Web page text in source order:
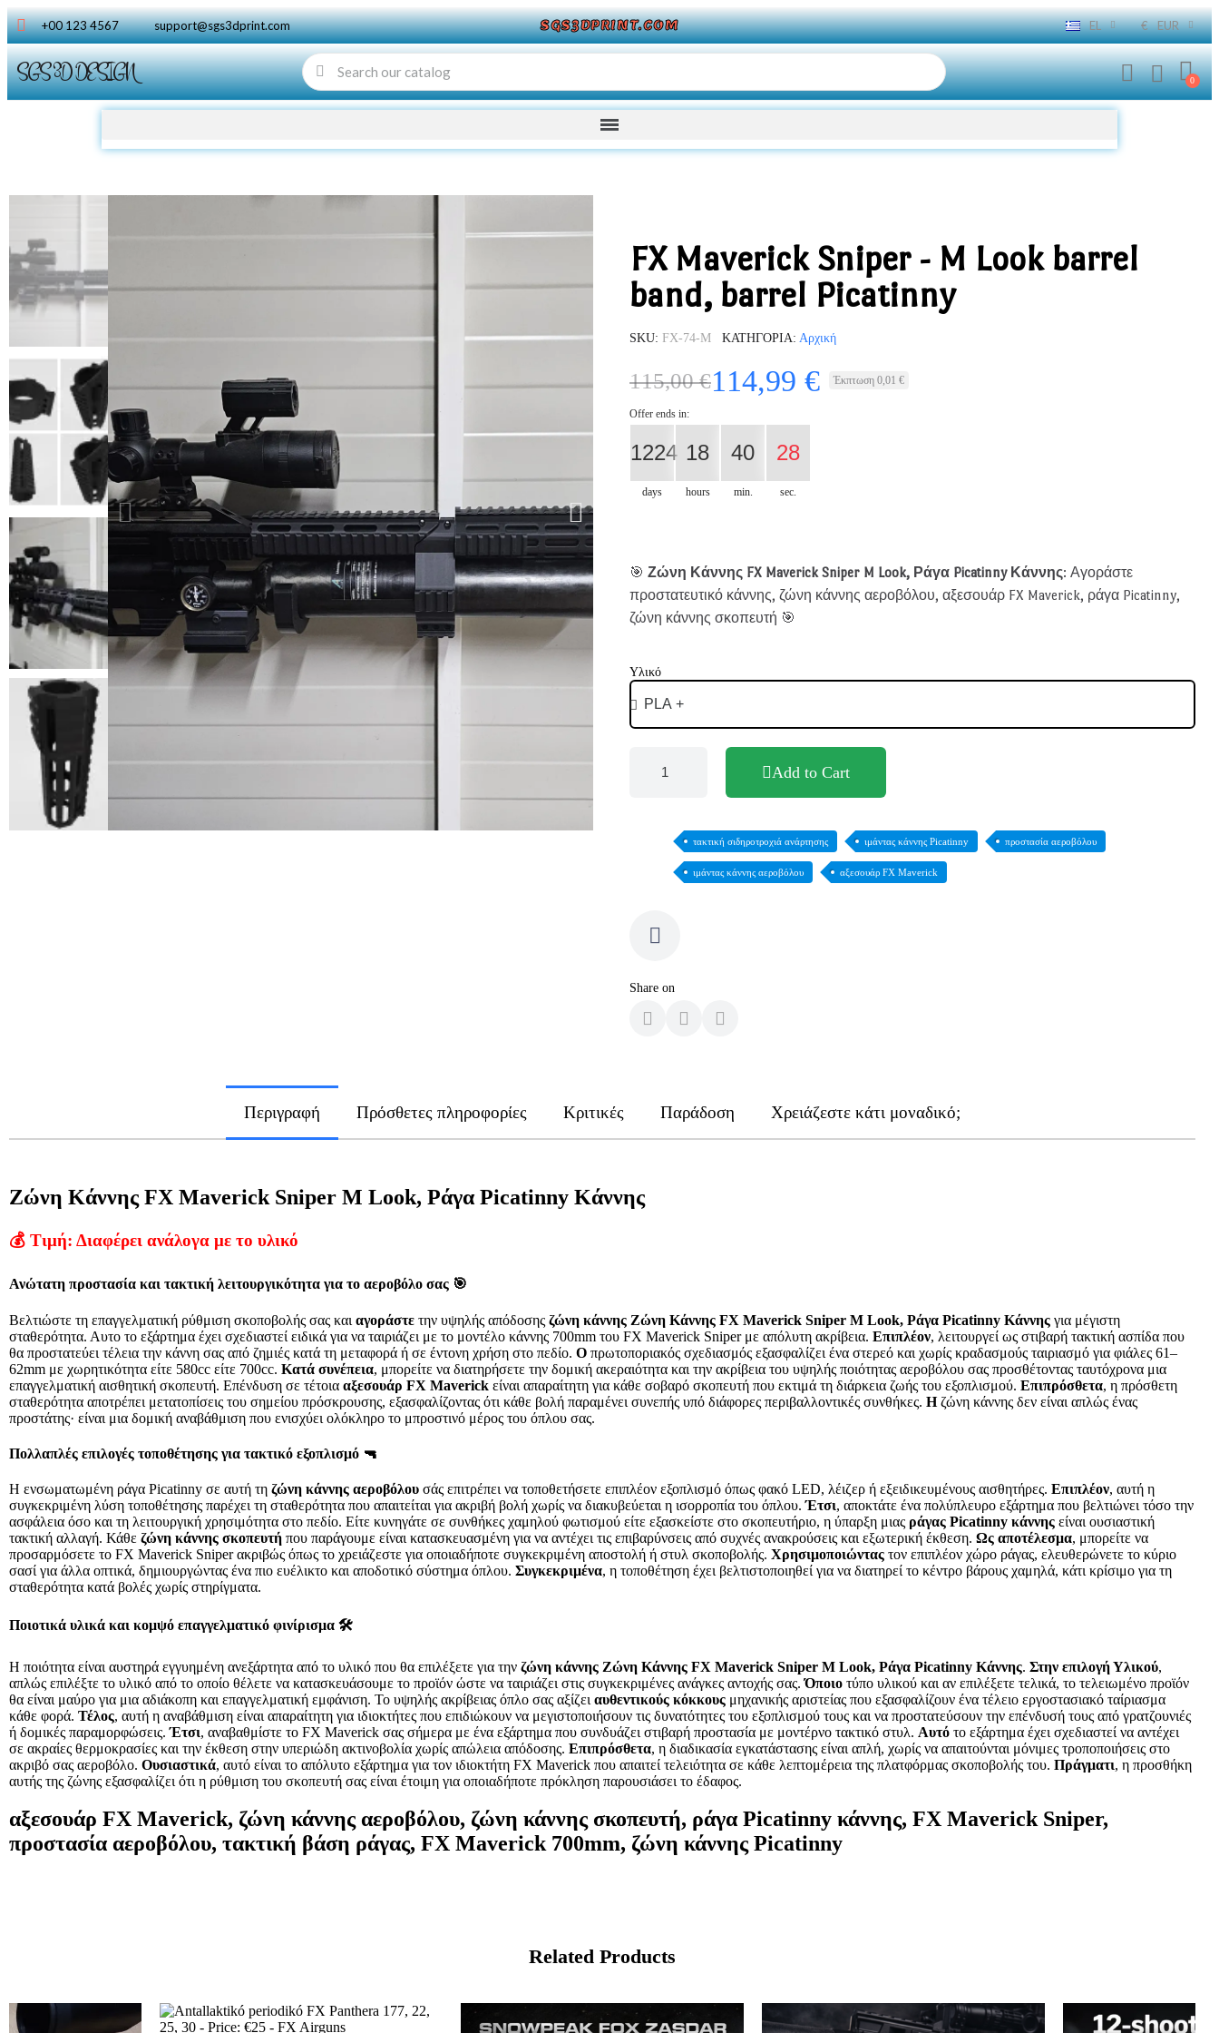
+00 123 4567 support@sgs3dprint.com SGS3DPRINT.COM EL € EUR
SGS 3D DESIGN
FX Maverick Sniper - M Look barrel
band, barrel Picatinny
SKU FX-74-M ΚΑΤΗΓΟΡΊΑ Αρχική
115,00 €114,99 € Έκπτωση 0,01 €
Offer ends in:
1224
days
18
hours
40
min.
27
sec.
🎯 Ζώνη Κάννης FX Maverick Sniper M Look, Ράγα Picatinny Κάννης: Αγοράστε
προστατευτικό κάννης, ζώνη κάννης αεροβόλου, αξεσουάρ FX Maverick, ράγα Picatinny,
ζώνη κάννης σκοπευτή 🎯
Υλικό
Add to Cart
τακτική σιδηροτροχιά ανάρτησης ιμάντας κάννης Picatinny προστασία αεροβόλου
ιμάντας κάννης αεροβόλου αξεσουάρ FX Maverick
Share on
Περιγραφή Πρόσθετες πληροφορίες Κριτικές Παράδοση Χρειάζεστε κάτι μοναδικό;
Ζώνη Κάννης FX Maverick Sniper M Look, Ράγα Picatinny Κάννης
💰 Τιμή: Διαφέρει ανάλογα με το υλικό
Ανώτατη προστασία και τακτική λειτουργικότητα για το αεροβόλο σας 🎯
Βελτιώστε τη επαγγελματική ρύθμιση σκοποβολής σας και αγοράστε την υψηλής απόδοσης ζώνη κάννης Ζώνη Κάννης FX Maverick Sniper M Look, Ράγα Picatinny Κάννης για μέγιστη
σταθερότητα. Αυτο το εξάρτημα έχει σχεδιαστεί ειδικά για να ταιριάζει με το μοντέλο κάννης 700mm του FX Maverick Sniper με απόλυτη ακρίβεια. Επιπλέον, λειτουργεί ως στιβαρή τακτική ασπίδα που
θα προστατεύει τέλεια την κάννη σας από ζημιές κατά τη μεταφορά ή σε έντονη χρήση στο πεδίο. Ο πρωτοποριακός σχεδιασμός εξασφαλίζει ένα στερεό και χωρίς κραδασμούς ταιριασμό για φιάλες 61–
62mm με χωρητικότητα είτε 580cc είτε 700cc. Κατά συνέπεια, μπορείτε να διατηρήσετε την δομική ακεραιότητα και την ακρίβεια του υψηλής ποιότητας αεροβόλου σας προσθέτοντας ταυτόχρονα μια
επαγγελματική αισθητική σκοπευτή. Επένδυση σε τέτοια αξεσουάρ FX Maverick είναι απαραίτητη για κάθε σοβαρό σκοπευτή που εκτιμά τη διάρκεια ζωής του εξοπλισμού. Επιπρόσθετα, η πρόσθετη
σταθερότητα αποτρέπει μετατοπίσεις του σημείου πρόσκρουσης, εξασφαλίζοντας ότι κάθε βολή παραμένει συνεπής υπό διάφορες περιβαλλοντικές συνθήκες. Ηζώνη κάννης δεν είναι απλώς ένας
προστάτης· είναι μια δομική αναβάθμιση που ενισχύει ολόκληρο το μπροστινό μέρος του όπλου σας.
Πολλαπλές επιλογές τοποθέτησης για τακτικό εξοπλισμό 🔫
Η ενσωματωμένη ράγα Picatinny σε αυτή τη ζώνη κάννης αεροβόλου σάς επιτρέπει να τοποθετήσετε επιπλέον εξοπλισμό όπως φακό LED, λέιζερ ή εξειδικευμένους αισθητήρες. Επιπλέον, αυτή η
συγκεκριμένη λύση τοποθέτησης παρέχει τη σταθερότητα που απαιτείται για ακριβή βολή χωρίς να διακυβεύεται η ισορροπία του όπλου.Έτσι, αποκτάτε ένα πολύπλευρο εξάρτημα που βελτιώνει τόσο την
ασφάλεια όσο και τη λειτουργική χρησιμότητα στο πεδίο. Είτε κυνηγάτε σε συνθήκες χαμηλού φωτισμού είτε εξασκείστε στο σκοπευτήριο, η ύπαρξη μιας ράγας Picatinny κάννης είναι ουσιαστική
τακτική αλλαγή. Κάθε ζώνη κάννης σκοπευτή που παράγουμε είναι κατασκευασμένη για να αντέχει τις επιβαρύνσεις από συχνές ανακρούσεις και εξωτερική έκθεση. Ως αποτέλεσμα, μπορείτε να
προσαρμόσετε το FX Maverick Sniper ακριβώς όπως το χρειάζεστε για οποιαδήποτε συγκεκριμένη αποστολή ή στυλ σκοποβολής. Χρησιμοποιώντας τον επιπλέον χώρο ράγας, ελευθερώνετε το κύριο
σασί για άλλα οπτικά, δημιουργώντας ένα πιο ευέλικτο και αποδοτικό σύστημα όπλου. Συγκεκριμένα, η τοποθέτηση έχει βελτιστοποιηθεί για να διατηρεί το κέντρο βάρους χαμηλά, κάτι κρίσιμο για τη
σταθερότητα κατά βολές χωρίς στηρίγματα.
Ποιοτικά υλικά και κομψό επαγγελματικό φινίρισμα 🛠️
Η ποιότητα είναι αυστηρά εγγυημένη ανεξάρτητα από το υλικό που θα επιλέξετε για την ζώνη κάννης Ζώνη Κάννης FX Maverick Sniper M Look, Ράγα Picatinny Κάννης. Στην επιλογή Υλικού,
απλώς επιλέξτε το υλικό από το οποίο θέλετε να κατασκευάσουμε το προϊόν ώστε να ταιριάζει στις συγκεκριμένες ανάγκες αντοχής σας.Όποιο τύπο υλικού και αν επιλέξετε τελικά, το τελειωμένο προϊόν
θα είναι μαύρο για μια αδιάκοπη και επαγγελματική εμφάνιση. Το υψηλής ακρίβειας όπλο σας αξίζει αυθεντικούς κόκκους μηχανικής αριστείας που εξασφαλίζουν ένα τέλειο εργοστασιακό ταίριασμα
κάθε φορά. Τέλος, αυτή η αναβάθμιση είναι απαραίτητη για ιδιοκτήτες που επιδιώκουν να μεγιστοποιήσουν τις δυνατότητες του εξοπλισμού τους και να προστατεύσουν την επένδυσή τους από γρατζουνιές
ή δομικές παραμορφώσεις.Έτσι, αναβαθμίστε το FX Maverick σας σήμερα με ένα εξάρτημα που συνδυάζει στιβαρή προστασία με μοντέρνο τακτικό στυλ. Αυτό το εξάρτημα έχει σχεδιαστεί να αντέχει
σε ακραίες θερμοκρασίες και την έκθεση στην υπεριώδη ακτινοβολία χωρίς απώλεια απόδοσης. Επιπρόσθετα, η διαδικασία εγκατάστασης είναι απλή, χωρίς να απαιτούνται μόνιμες τροποποιήσεις στο
ακριβό σας αεροβόλο. Ουσιαστικά, αυτό είναι το απόλυτο εξάρτημα για τον ιδιοκτήτη FX Maverick που απαιτεί τελειότητα σε κάθε λεπτομέρεια της πλατφόρμας σκοποβολής του. Πράγματι, η προσθήκη
αυτής της ζώνης εξασφαλίζει ότι η ρύθμιση του σκοπευτή σας είναι έτοιμη για οποιαδήποτε πρόκληση παρουσιάσει το έδαφος.
αξεσουάρ FX Maverick, ζώνη κάννης αεροβόλου, ζώνη κάννης σκοπευτή, ράγα Picatinny κάννης, FX Maverick Sniper,
προστασία αεροβόλου, τακτική βάση ράγας, FX Maverick 700mm, ζώνη κάννης Picatinny
Related Products